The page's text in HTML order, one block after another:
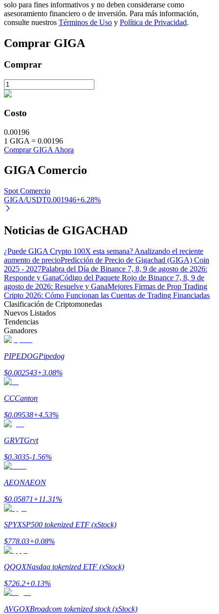
Obtenga ganancias a largo plazo e intereses flexibles
Aprender Staking
Obtenga más información sobre cómo obtener ingresos pasivos
Bitrue
AI
Bitrue Partners
¡Hasta un 65% de comisiones!
Referencia
Invita a un amigo para recibir recompensas en efectivo
BTC Welcome Rewards
solo para fines informativos y no deben considerarse como
asesoramiento financiero o de inversión. Para más información,
consulte nuestros Términos de Uso y Política de Privacidad.
Comprar GIGA
Comprar
Costo
0.00196
1 GIGA = 0.00196
Comprar GIGA Ahora
GIGA Comercio
Spot Comercio
GIGA/USDT0.001946+6.28%
Noticias de GIGACHAD
¿Puede GIGA Crypto 100X esta semana? Analizando el reciente
aumento de precioPredicción de Precio de Gigachad (GIGA) Coin
2025 - 2027Palabra del Día de Binance 7, 8, 9 de agosto de 2026:
Responde y GanaCódigo del Paquete Rojo de Binance 7, 8, 9 de
agosto de 2026: Resuelve y GanaMejores Firmas de Prop Trading
Cripto 2026: Cómo Funcionan las Cuentas de Trading Financiadas
Clasificación de Criptomonedas
Nuevos Listados
Tendencias
Ganadores
PIPEDOGPipedog
$0.002543+3.08%
CCCanton
$0.09538+4.53%
GRVTGrvt
$0.3035-1.56%
AEONAEON
$0.05871+11.31%
SPYXSP500 tokenized ETF (xStock)
$778.03+0.08%
QQQXNasdaq tokenized ETF (xStock)
$726.2+0.13%
AVGOXBroadcom tokenized stock (xStock)